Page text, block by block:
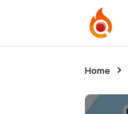
Home